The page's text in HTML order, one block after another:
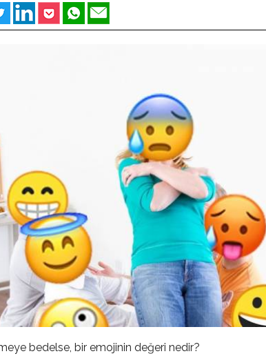
bedelse, bir emojinin değeri nedir?